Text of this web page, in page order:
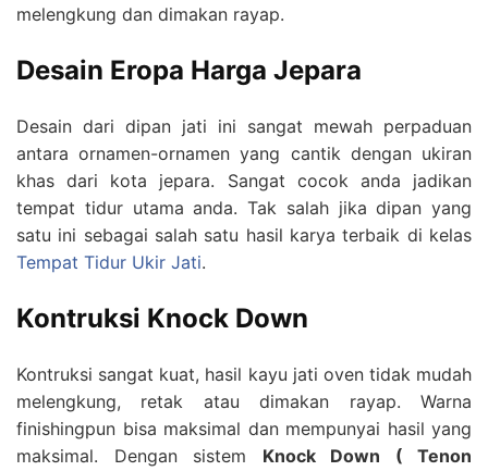
melengkung dan dimakan rayap.
Desain Eropa Harga Jepara
Desain dari dipan jati ini sangat mewah perpaduan
antara ornamen-ornamen yang cantik dengan ukiran
khas dari kota jepara. Sangat cocok anda jadikan
tempat tidur utama anda. Tak salah jika dipan yang
satu ini sebagai salah satu hasil karya terbaik di kelas
Tempat Tidur Ukir Jati.
Kontruksi Knock Down
Kontruksi sangat kuat, hasil kayu jati oven tidak mudah
melengkung, retak atau dimakan rayap. Warna
finishingpun bisa maksimal dan mempunyai hasil yang
maksimal. Dengan sistem Knock Down ( Tenon